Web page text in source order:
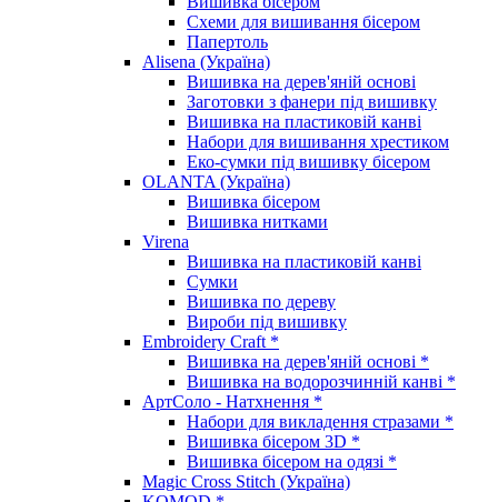
Схеми для вишивання бісером
Папертоль
Alisena (Україна)
Вишивка на дерев'яній основі
Заготовки з фанери під вишивку
Вишивка на пластиковій канві
Набори для вишивання хрестиком
Еко-сумки під вишивку бісером
OLANTA (Україна)
Вишивка бісером
Вишивка нитками
Virena
Вишивка на пластиковій канві
Сумки
Вишивка по дереву
Вироби під вишивку
Embroidery Craft *
Вишивка на дерев'яній основі *
Вишивка на водорозчинній канві *
АртСоло - Натхнення *
Набори для викладення стразами *
Вишивка бісером 3D *
Вишивка бісером на одязі *
Magic Cross Stitch (Україна)